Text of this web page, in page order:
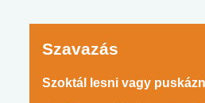
Szavazás
Szoktál lesni vagy